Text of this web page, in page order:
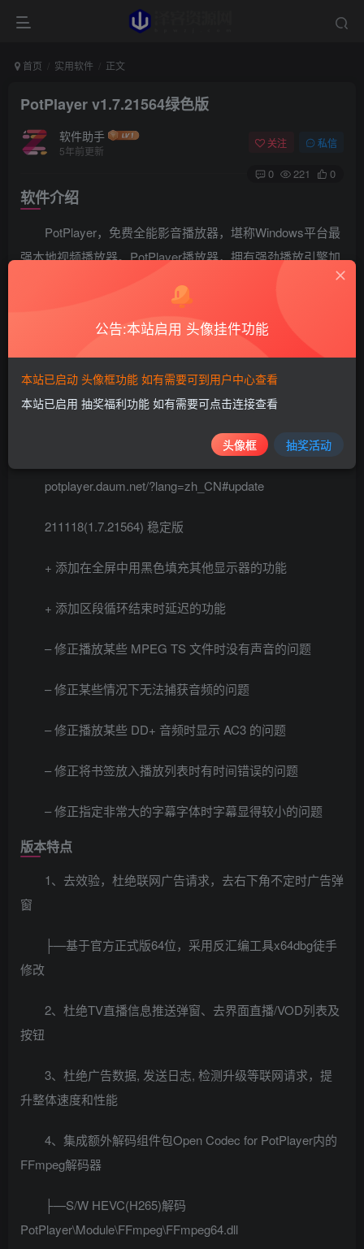
首页 实用软件 正文
PotPlayer v1.7.21564绿色版
软件助手
5年前更新
关注 私信
0 221 0
软件介绍
PotPlayer，免费全能影音播放器，堪称Windows平台最
强本地视频播放器。PotPlayer播放器，拥有强劲播放引擎加
速，支持DXVA, CUDA, QuickSync，多媒体播放器支持蓝光
3D，内置强大的解码器及滤镜/分离器，支持自定义添加解码
器，对字幕的支持非常优秀，能够兼容特效字幕及在线搜索
字幕实时翻译。
软件截图
potplayer.daum.net/?lang=zh_CN#update
211118(1.7.21564) 稳定版
+ 添加在全屏中用黑色填充其他显示器的功能
+ 添加区段循环结束时延迟的功能
– 修正播放某些 MPEG TS 文件时没有声音的问题
– 修正某些情况下无法捕获音频的问题
– 修正播放某些 DD+ 音频时显示 AC3 的问题
– 修正将书签放入播放列表时有时间错误的问题
– 修正指定非常大的字幕字体时字幕显得较小的问题
版本特点
1、去效验，杜绝联网广告请求，去右下角不定时广告弹
窗
├—基于官方正式版64位，采用反汇编工具x64dbg徒手
修改
2、杜绝TV直播信息推送弹窗、去界面直播/VOD列表及
按钮
3、杜绝广告数据, 发送日志, 检测升级等联网请求，提
升整体速度和性能
4、集成额外解码组件包Open Codec for PotPlayer内的
FFmpeg解码器
├—S/W HEVC(H265)解码
PotPlayer\Module\FFmpeg\FFmpeg64.dll
公告:本站启用 头像挂件功能
本站已启动 头像框功能 如有需要可到用户中心查看
本站已启用 抽奖福利功能 如有需要可点击连接查看
头像框 抽奖活动